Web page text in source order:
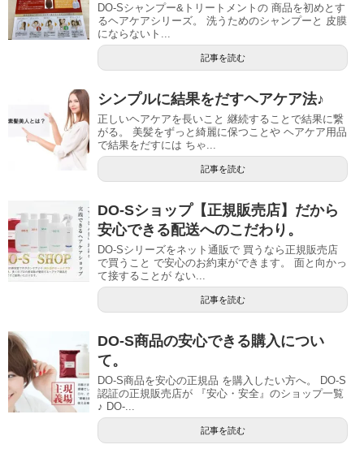
DO-Sシャンプー&トリートメントの 商品を初めとす
るヘアケアシリーズ。 洗うためのシャンプーと 皮膜
にならないト...
記事を読む
シンプルに結果をだすヘアケア法♪
正しいヘアケアを長いこと 継続することで結果に繋
がる。 美髪をずっと綺麗に保つことや ヘアケア用品
で結果をだすには ちゃ...
記事を読む
DO-Sショップ【正規販売店】だから
安心できる配送へのこだわり。
DO-Sシリーズをネット通販で 買うなら正規販売店
で買うこと で安心のお約束ができます。 面と向かっ
て接することが ない...
記事を読む
DO-S商品の安心できる購入につい
て。
DO-S商品を安心の正規品 を購入したい方へ。 DO-S
認証の正規販売店が 『安心・安全』のショップ一覧
♪ DO-...
記事を読む